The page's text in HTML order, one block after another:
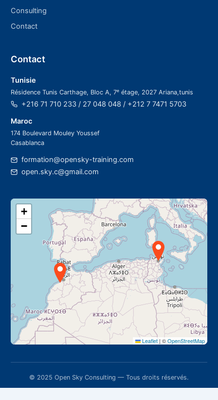
Consulting
Contact
Contact
Tunisie
Résidence Tunis Carthage, Bloc A, 7ᵉ étage, 2027 Ariana,tunis
+216 71 710 233 / 27 048 048 / +212 7 7471 5703
Maroc
174 Boulevard Mouley Youssef
Casablanca
formation@opensky-training.com
open.sky.c@gmail.com
+
−
Leaflet | ©OpenStreetMap
© 2025 Open Sky Consulting — Tous droits réservés.